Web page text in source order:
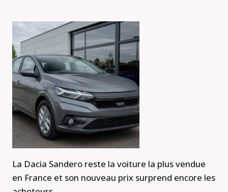
La Dacia Sandero reste la voiture la plus vendue
en France et son nouveau prix surprend encore les